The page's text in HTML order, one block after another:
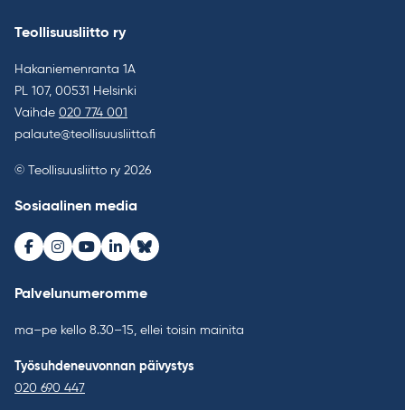
Teollisuusliitto ry
Hakaniemenranta 1A
PL 107, 00531 Helsinki
Vaihde 020 774 001
palaute@teollisuusliitto.fi
© Teollisuusliitto ry 2026
Sosiaalinen media
Facebook
Instagram
Youtube
LinkedInBluesky
Palvelunumeromme
ma–pe kello 8.30–15, ellei toisin mainita
Työsuhdeneuvonnan päivystys
020 690 447